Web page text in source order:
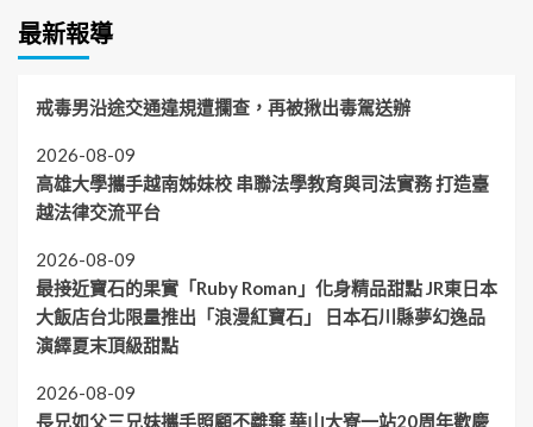
最新報導
戒毒男沿途交通違規遭攔查，再被揪出毒駕送辦
2026-08-09
高雄大學攜手越南姊妹校 串聯法學教育與司法實務 打造臺
越法律交流平台
2026-08-09
最接近寶石的果實「Ruby Roman」化身精品甜點 JR東日本
大飯店台北限量推出「浪漫紅寶石」 日本石川縣夢幻逸品
演繹夏末頂級甜點
2026-08-09
長兄如父三兄妹攜手照顧不離棄 華山大寮一站20周年歡慶